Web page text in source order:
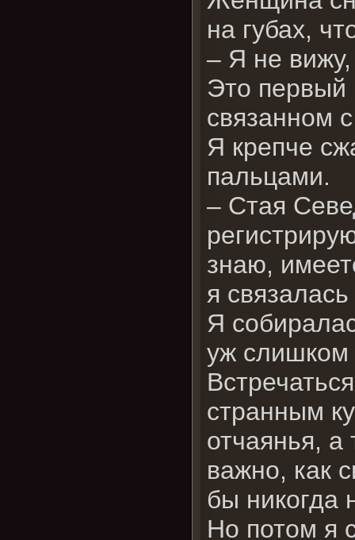
на губах,
– Я не
Это первый
связанном
Я крепче
пальцами.
– Стая
знаю,
я
Я
уж слишком
странным
отчаянья,
важно, как
бы никогда
Но потом я